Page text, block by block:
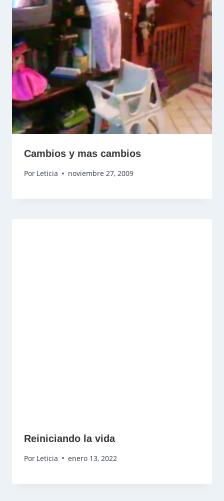
Cambios y mas cambios
Por Leticia noviembre 27, 2009
Reiniciando la vida
Por Leticia enero 13, 2022